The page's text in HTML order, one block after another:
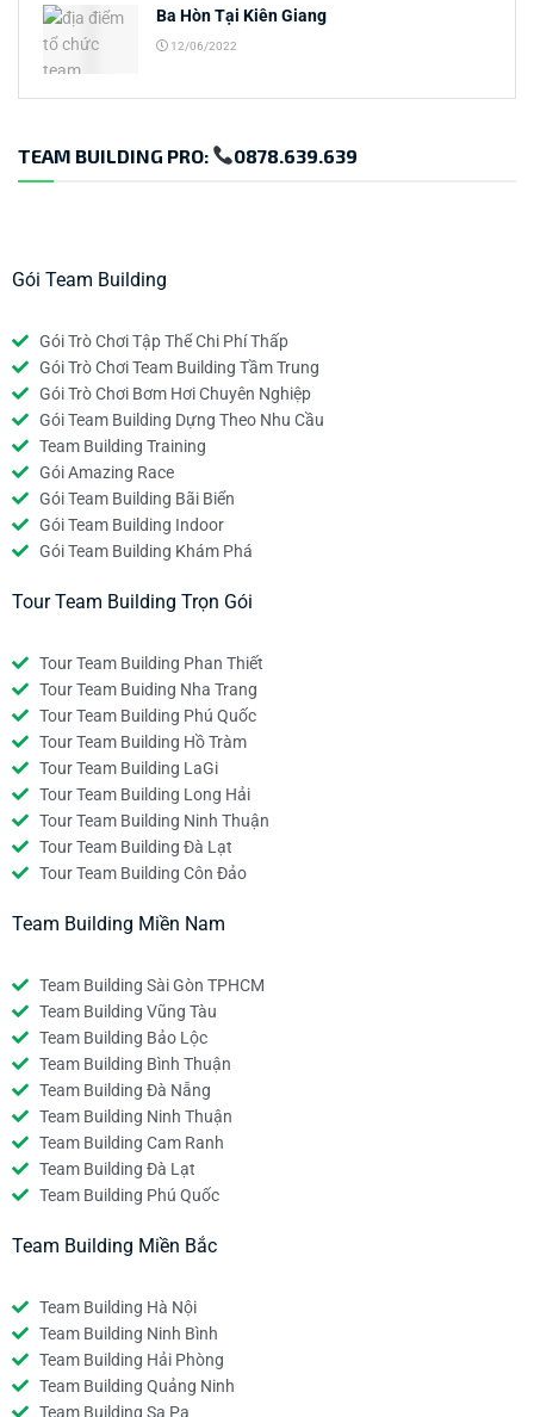
Ba Hòn Tại Kiên Giang
12/06/2022
TEAM BUILDING PRO: 0878.639.639
Gói Team Building
Gói Trò Chơi Tập Thể Chi Phí Thấp
Gói Trò Chơi Team Building Tầm Trung
Gói Trò Chơi Bơm Hơi Chuyên Nghiệp
Gói Team Building Dựng Theo Nhu Cầu
Team Building Training
Gói Amazing Race
Gói Team Building Bãi Biển
Gói Team Building Indoor
Gói Team Building Khám Phá
Tour Team Building Trọn Gói
Tour Team Building Phan Thiết
Tour Team Buiding Nha Trang
Tour Team Building Phú Quốc
Tour Team Building Hồ Tràm
Tour Team Building LaGi
Tour Team Building Long Hải
Tour Team Building Ninh Thuận
Tour Team Building Đà Lạt
Tour Team Building Côn Đảo
Team Building Miền Nam
Team Building Sài Gòn TPHCM
Team Building Vũng Tàu
Team Building Bảo Lộc
Team Building Bình Thuận
Team Building Đà Nẵng
Team Building Ninh Thuận
Team Building Cam Ranh
Team Building Đà Lạt
Team Building Phú Quốc
Team Building Miền Bắc
Team Building Hà Nội
Team Building Ninh Bình
Team Building Hải Phòng
Team Building Quảng Ninh
Team Building Sa Pa